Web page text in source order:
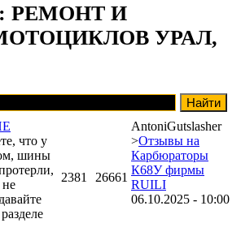
: РЕМОНТ И
УРАЛ,
что у
шины
не
2381 26661
AntoniGutslasher
>Отзывы на
Карбюраторы
К68У фирмы
RUILI
06.10.2025 - 10:00